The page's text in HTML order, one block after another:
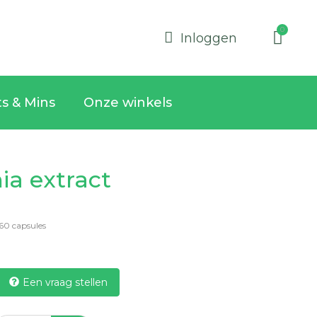
Inloggen
& Mins Onze winkels
extract
capsules
Een vraag stellen